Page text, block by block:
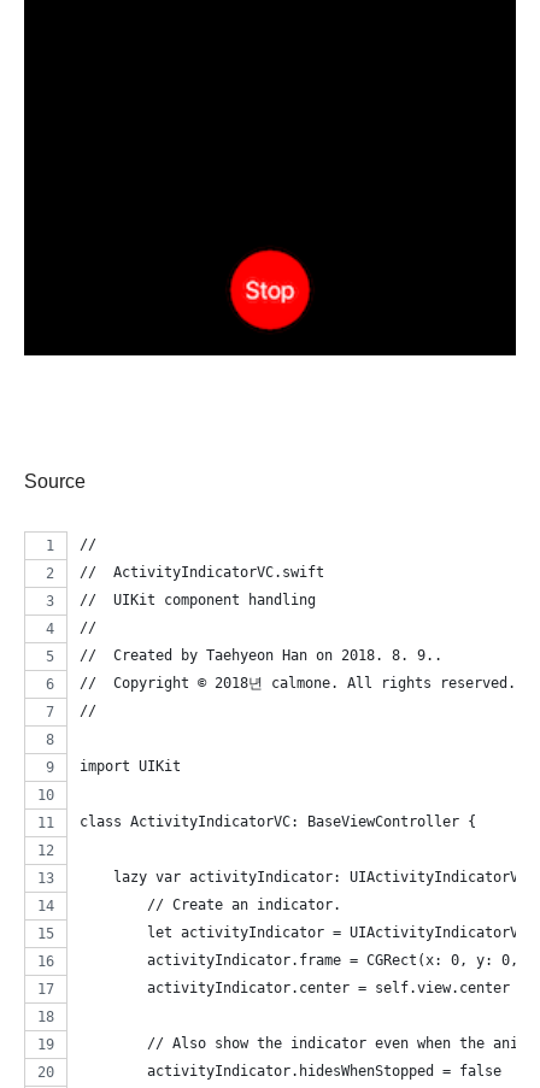
Source
//
//  ActivityIndicatorVC.swift
//  UIKit component handling
//
//  Created by Taehyeon Han on 2018. 8. 9..
//  Copyright © 2018년 calmone. All rights reserved.
//
import UIKit
class ActivityIndicatorVC: BaseViewController {
lazy var activityIndicator:
        // Create an indicator.
let activityIndicator =
activityIndicator.frame = CGRect(x: 0, y: 0,
        activityIndicator.center = self.view.center
// Also show the indicator even when the
        activityIndicator.hidesWhenStopped = false